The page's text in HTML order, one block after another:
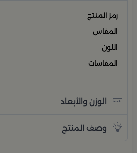
رمز المنتج
المقاس
اللون
المقاسات
الوزن والأبعاد
وصف المنتج